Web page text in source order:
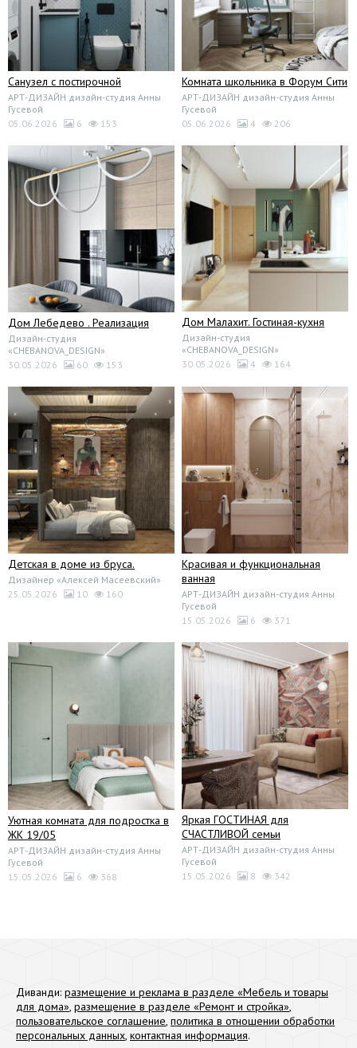
Санузел с постирочной
АРТ-ДИЗАЙН дизайн-студия Анны
Гусевой
05.06.2026
6 153
Комната школьника в Форум Сити
АРТ-ДИЗАЙН дизайн-студия Анны
Гусевой
05.06.2026
4 206
Дом Лебедево . Реализация
Дизайн-студия
«CHEBANOVA_DESIGN»
30.05.2026
60 153
Дом Малахит. Гостиная-кухня
Дизайн-студия
«CHEBANOVA_DESIGN»
30.05.2026
4 164
Детская в доме из бруса.
Дизайнер «Алексей Масеевский»
25.05.2026
10 160
Красивая и функциональная
ванная
АРТ-ДИЗАЙН дизайн-студия Анны
Гусевой
15.05.2026
6 371
Уютная комната для подростка в
ЖК 19/05
АРТ-ДИЗАЙН дизайн-студия Анны
Гусевой
15.05.2026
6 368
Яркая ГОСТИНАЯ для
СЧАСТЛИВОЙ семьи
АРТ-ДИЗАЙН дизайн-студия Анны
Гусевой
15.05.2026
8 342
Диванди: размещение и реклама в разделе «Мебель и товары
для дома», размещение в разделе «Ремонт и стройка»,
пользовательское соглашение, политика в отношении обработки
персональных данных, контактная информация.